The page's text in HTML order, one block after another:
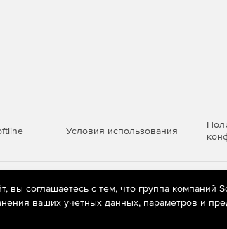
Условия использования
технологии(информационные
сети «Интернет», находящихся
вы соглашаетесь с тем, что группа компаний
ваших учетных данных, параметров и